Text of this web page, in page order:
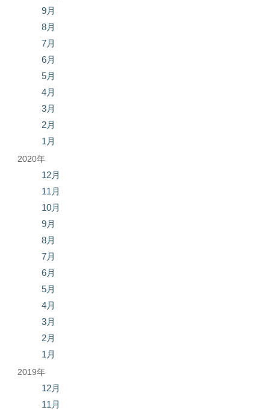
9月
8月
7月
6月
5月
4月
3月
2月
1月
2020年
12月
11月
10月
9月
8月
7月
6月
5月
4月
3月
2月
1月
2019年
12月
11月